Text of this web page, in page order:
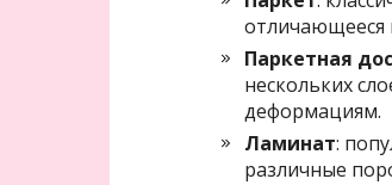
отличающееся
Паркетная
нескольких
деформациям.
Ламинат:
различные